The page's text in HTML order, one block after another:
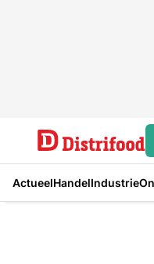
ActueelHandelIndustrie